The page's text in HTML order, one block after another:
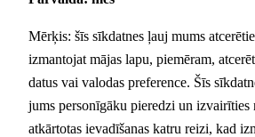
Mērķis: šīs sīkdatnes ļauj mums
izmantojat mājas lapu, piemēram,
datus vai valodas preference. Šīs
jums personīgāku pieredzi un izvairīties
atkārtotas ievadīšanas katru reizi, kad